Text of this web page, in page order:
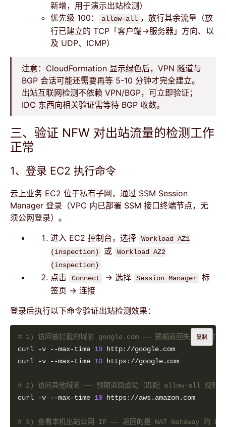
新增，用于演示出站检测）
优先级 100：
allow-all ，放行其余流量（放
行已建立的 TCP「客户端→服务器」方向、以
及 UDP、ICMP）
注意：CloudFormation 显示绿色后，VPN 隧道与
BGP 会话可能还需要再等 5-10 分钟才完全建立。
出站互联网检测不依赖 VPN/BGP，可立即验证；
IDC 东西向相关验证需等待 BGP 收敛。
三、验证 NFW 对出站流量的检测工作
正常
1、登录 EC2 执行命令
云上业务 EC2 位于私有子网，通过 SSM Session
Manager 登录（VPC 内已部署 SSM 接口终端节点，无
须公网登录）。
进入 EC2 控制台，选择
Workload AZ1
(inspection)
或
Workload AZ2
(inspection)
点击 Connect → 选择 Session Manager
标
签页 → 连接
登录后执行以下命令验证出站检测效果：
# 1) 访问被拦截的域名 google.com —— 预期返回失败/超时
curl -v --max-time 10
curl -v --max-time 10
# 2) 访问其他域名 —— 预期返回成功（匹配 allow-all 规则，
curl -v --max-time 10
# 3) 查看本机出站公网 IP —— 返回的是 NAT Gateway 的 EIP
复制